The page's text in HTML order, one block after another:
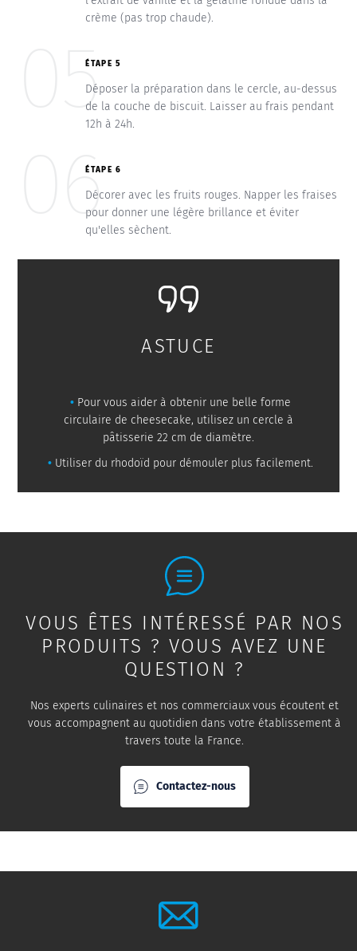
crème (pas trop chaude).
05ÉTAPE 5
Déposer la préparation dans le cercle, au-dessus
de la couche de biscuit. Laisser au frais pendant
12h à 24h.
06ÉTAPE 6
Décorer avec les fruits rouges. Napper les fraises
pour donner une légère brillance et éviter
qu'elles sèchent.
ASTUCE
Pour vous aider à obtenir une belle forme
circulaire de cheesecake, utilisez un cercle à
pâtisserie 22 cm de diamètre.
Utiliser du rhodoïd pour démouler plus facilement.
VOUS ÊTES INTÉRESSÉ PAR NOS
PRODUITS ? VOUS AVEZ UNE
QUESTION ?
Nos experts culinaires et nos commerciaux vous écoutent et
vous accompagnent au quotidien dans votre établissement à
travers toute la France.
Contactez-nous